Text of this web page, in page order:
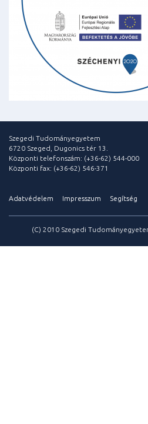
Szegedi Tudományegyetem
6720 Szeged, Dugonics tér 13.
Központi telefonszám: (+36-62) 544-000
Központi fax: (+36-62) 546-371
Adatvédelem Impresszum Segítség
(C) 2010 Szegedi